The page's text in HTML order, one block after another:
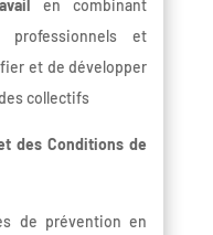
en combinant
et
et de développer
collectifs
des Conditions de
de prévention en